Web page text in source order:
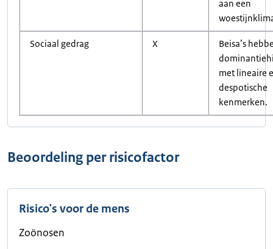
aan een
Sociaal gedrag X
Beisa’s
met lineaire
despotische
kenmerken.
Beoordeling per risicofactor
Risico's voor de mens
Zoönosen